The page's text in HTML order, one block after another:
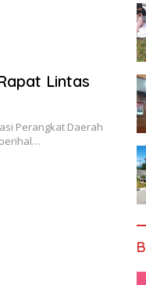
Lintas
Perangkat Daerah